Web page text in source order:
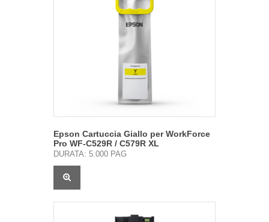
Epson Cartuccia Giallo per WorkForce
Pro WF-C529R / C579R XL
DURATA: 5.000 PAG